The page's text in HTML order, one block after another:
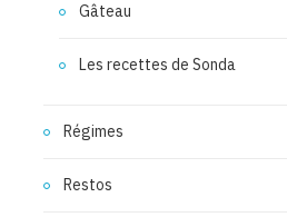
Gâteau
Les recettes de Sonda
Régimes
Restos